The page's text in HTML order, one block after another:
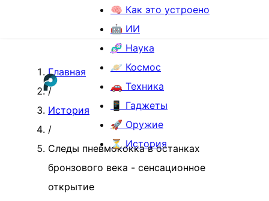
🧠 Как это устроено
🤖 ИИ
🧬 Наука
🪐 Космос
🚗 Техника
📱 Гаджеты
🚀 Оружие
⏳ История
Главная
/
История
/
Следы пневмококка в останках
бронзового века - сенсационное
открытие